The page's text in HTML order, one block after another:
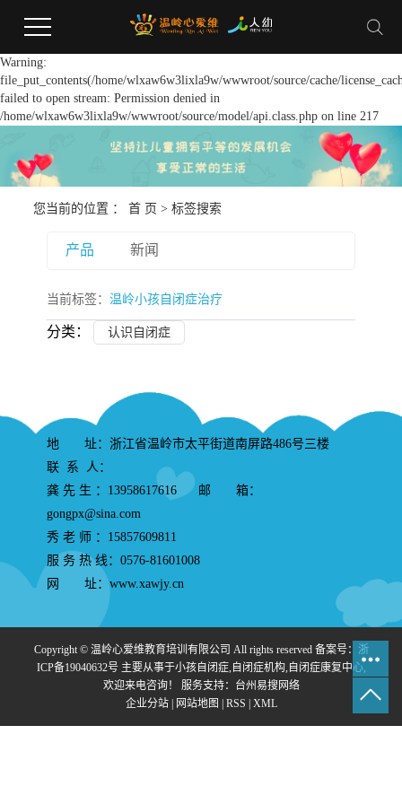
Warning:
file_put_contents(/home/wlxaw6w3lixla9w/wwwroot/source/cache/
failed to open stream: Permission denied in
/home/wlxaw6w3lixla9w/wwwroot/source/model/api.class.php on line 217
您当前的位置 ：首 页 > 标签搜索
产品 新闻
当前标签：温岭小孩自闭症治疗
分类： 认识自闭症
地 址：浙江省温岭市太平街道南屏路486号三楼
联 系 人：
龚 先 生 ：13958617616 邮 箱：
gongpx@sina.com
秀 老 师 ：15857609811
服 务 热 线：0576-81601008
网 址：www.xawjy.cn
Copyright © 温岭心爱维教育培训有限公司 All rights reserved 备案号：
浙
ICP备19040632号主要从事于小孩自闭症, 自闭症机构, 自闭症康复中心,
欢迎来电咨询！ 服务支持：
台州易搜网络
企业分站| 网站地图 RSS XML